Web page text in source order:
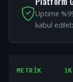
Uptime
kabul
METRIK